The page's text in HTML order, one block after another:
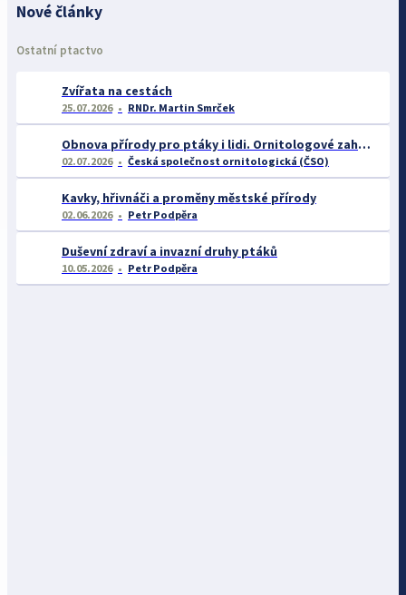
Nové články
Ostatní ptactvo
Zvířata na cestách
25.07.2026 RNDr. Martin Smrček
Obnova přírody pro ptáky i lidi. Ornitologové zahájili důležitý projekt pro rozvoj Střimické výsypky
02.07.2026 Česká společnost ornitologická (ČSO)
Kavky, hřivnáči a proměny městské přírody
02.06.2026 Petr Podpěra
Duševní zdraví a invazní druhy ptáků
10.05.2026 Petr Podpěra